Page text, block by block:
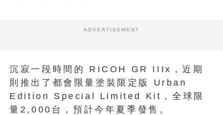
ADVERTISEMENT
沉寂一段時間的 RICOH GR IIIx，近期
則推出了都會限量塗裝限定版 Urban
Edition Special Limited Kit，全球限
量2,000台，預計今年夏季發售。